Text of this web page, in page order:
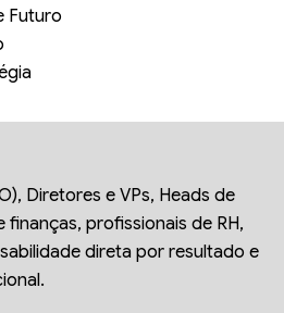
Futuro
Diretores e VPs, Heads de
profissionais de RH,
direta por resultado e